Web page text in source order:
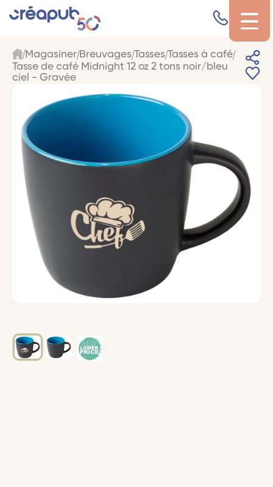
Magasiner Breuvages Tasses Tasses à café
Tasse de café Midnight 12 oz 2 tons noir/bleu
ciel - Gravée